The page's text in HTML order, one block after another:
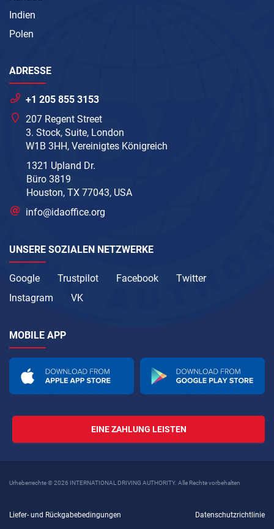
Indien
Polen
ADRESSE
+1 205 855 3153
207 Regent Street
3. Stock, Suite, London
W1B 3HH, Vereinigtes Königreich
1321 Upland Dr.
Büro 3819
Houston, TX 77043, USA
info@idaoffice.org
UNSERE SOZIALEN NETZWERKE
Google Trustpilot Facebook
Twitter
Instagram
VK
MOBILE APP
EINE ZAHLUNG LEISTEN
Urheberrechte © 2026 INTERNATIONAL DRIVING AUTHORITY. Alle Rechte vorbehalten
Liefer- und Rückgabebedingungen Datenschutzrichtlinie